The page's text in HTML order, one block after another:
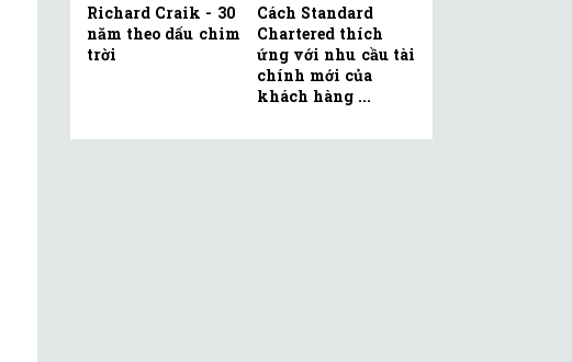
Richard Craik - 30
năm theo dấu chim
trời
Cách Standard
Chartered thích
ứng với nhu cầu tài
chính mới của
khách hàng ...